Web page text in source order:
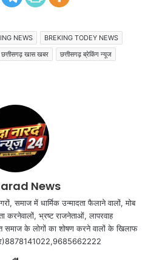
NEWS
BREKING TODEY NEWS
छत्तीसगढ़ खास खबर
छत्तीसगढ़ ब्रेकिंग न्यूज
News
समाज में धार्मिक उन्मादता फैलाने वालों, मोब
करनेवालों, भ्रष्ट राजनेताओं, लापरवाह
समाज के लोगों का शोषण करने वालों के खिलाफ